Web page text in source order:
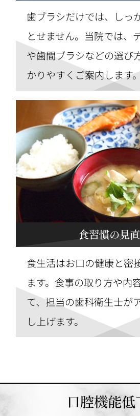
歯ブラシだけでは、しっ
とせません。当院では、
や歯間ブラシなどの選び
かりやすくご案内します
食習慣の見
食生活はお口の健康と密
ます。食事の取り方や内
て、担当の歯科衛生士が
し上げます。
口腔機能低